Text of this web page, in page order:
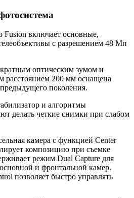
Fusion включает основные,
с разрешением 48 Мп
оптическим зумом и
расстоянием 200 мм оснащена
поколения.
и алгоритмы
делать четкие снимки при слабом
камера с функцией Center
композицию при съемке
режим Dual Capture для
и фронтальной камер.
позволяет быстро управлять